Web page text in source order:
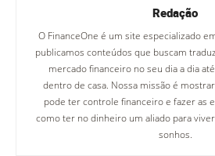
Redação
O FinanceOne é um site especializado
publicamos conteúdos que buscam
mercado financeiro no seu dia a dia
dentro de casa. Nossa missão é
pode ter controle financeiro e fazer as
como ter no dinheiro um aliado para
sonhos.